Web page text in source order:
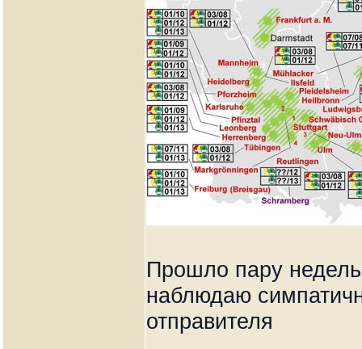
Прошло пару
наблюдаю
отправителя